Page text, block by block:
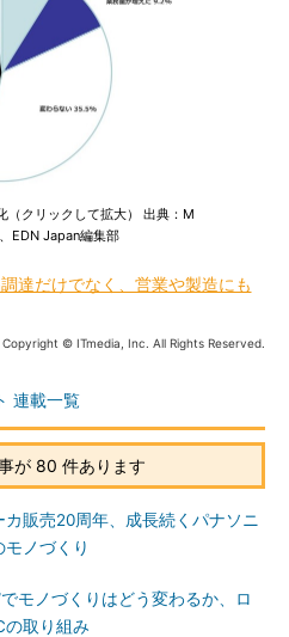
（クリックして拡大） 出典：M
EDN Japan編集部
達だけでなく、営業や製造にも
Copyright © ITmedia, Inc. All Rights Reserved.
連載一覧
が 80 件あります
カ販売20周年、成長続くパナソニ
モノづくり
モノづくりはどう変わるか、ロ
の取り組み